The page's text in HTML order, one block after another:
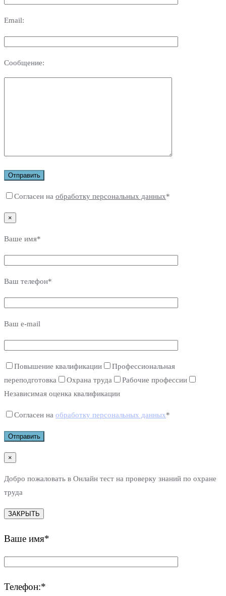
Email:
Сообщение:
Согласен на обработку персональных данных*
×
Ваше имя*
Ваш телефон*
Ваш e-mail
Повышение квалификации
Профессиональная
переподготовка
Охрана труда
Рабочие профессии
Независимая оценка квалификации
Согласен на обработку персональных данных*
×
Добро пожаловать в Онлайн тест на проверку знаний по охране
труда
ЗАКРЫТЬ
Ваше имя*
Телефон:*